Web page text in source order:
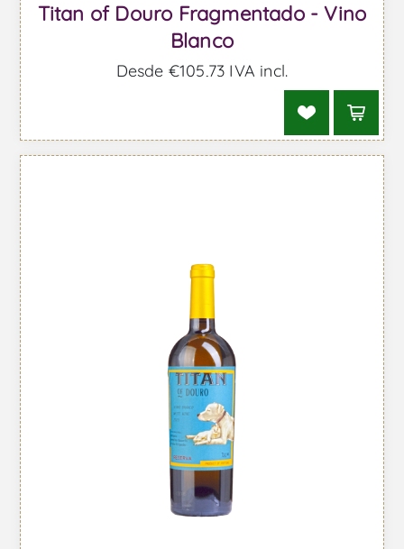
Titan of Douro Fragmentado - Vino
Blanco
Desde €105,73 IVA incl.